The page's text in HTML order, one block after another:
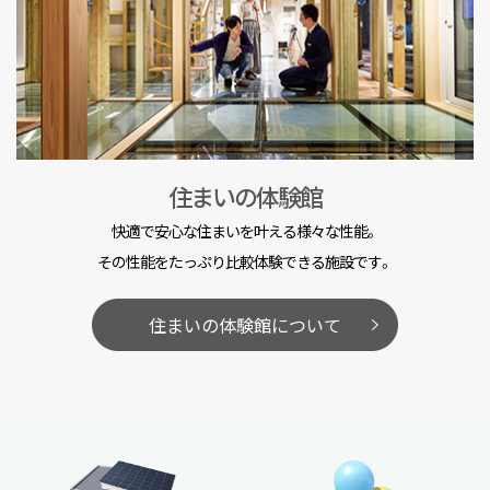
住まいの体験館
快適で安心な住まいを叶える様々な性能。
その性能をたっぷり比較体験できる施設です。
住まいの体験館について